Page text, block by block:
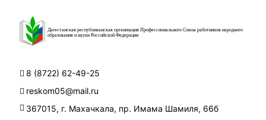
Дагестанская республиканская организация Профессионального Союза работников народного
образования и науки Российской Федерации
8 (8722) 62-49-25
reskom05@mail.ru
367015, г. Махачкала, пр. Имама Шамиля, 66б